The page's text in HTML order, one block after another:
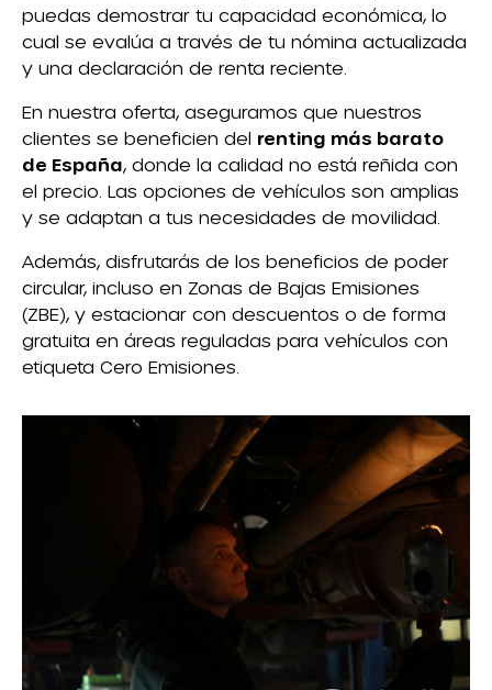
puedas demostrar tu capacidad económica, lo
cual se evalúa a través de tu nómina actualizada
y una declaración de renta reciente.
En nuestra oferta, aseguramos que nuestros
clientes se beneficien del renting más barato
de España, donde la calidad no está reñida con
el precio. Las opciones de vehículos son amplias
y se adaptan a tus necesidades de movilidad.
Además, disfrutarás de los beneficios de poder
circular, incluso en Zonas de Bajas Emisiones
(ZBE), y estacionar con descuentos o de forma
gratuita en áreas reguladas para vehículos con
etiqueta Cero Emisiones.